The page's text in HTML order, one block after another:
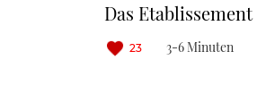
Das Etablissement
23 3-6 Minuten